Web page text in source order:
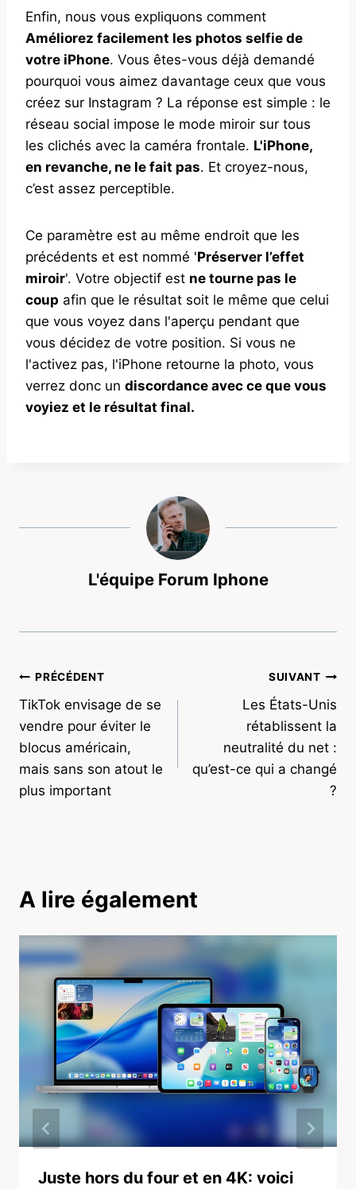
Enfin, nous vous expliquons comment
Améliorez facilement les photos selfie de
votre iPhone. Vous êtes-vous déjà demandé
pourquoi vous aimez davantage ceux que vous
créez sur Instagram ? La réponse est simple : le
réseau social impose le mode miroir sur tous
les clichés avec la caméra frontale. L'iPhone,
en revanche, ne le fait pas. Et croyez-nous,
c’est assez perceptible.
Ce paramètre est au même endroit que les
précédents et est nommé 'Préserver l’effet
miroir'. Votre objectif est ne tourne pas le
coup afin que le résultat soit le même que celui
que vous voyez dans l'aperçu pendant que
vous décidez de votre position. Si vous ne
l'activez pas, l'iPhone retourne la photo, vous
verrez donc un discordance avec ce que vous
voyiez et le résultat final.
L'équipe Forum Iphone
Navigation
de
l’article
PRÉCÉDENT
TikTok envisage de se
vendre pour éviter le
blocus américain,
mais sans son atout le
plus important
SUIVANT
Les États-Unis
rétablissent la
neutralité du net :
qu’est-ce qui a changé
?
A lire également
Juste hors du four et en 4K: voici